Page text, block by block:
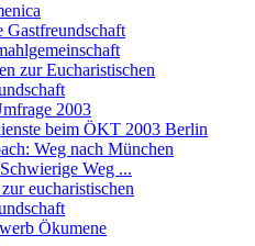
Gastfreundschaft
zur Eucharistischen
2003
beim ÖKT 2003 Berlin
Weg nach München
Weg ...
eucharistischen
Ökumene